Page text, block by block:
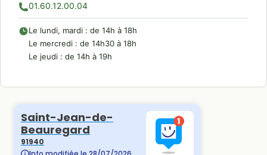
01.60.12.00.04
Le lundi, mardi : de 14h à 18h
Le mercredi : de 14h30 à 18h
Le jeudi : de 14h à 19h